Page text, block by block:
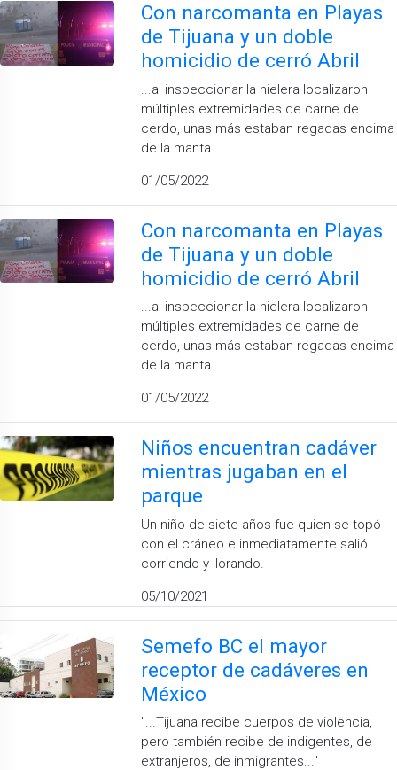
Con narcomanta en Playas
de Tijuana y un doble
homicidio de cerró Abril
...al inspeccionar la hielera localizaron
múltiples extremidades de carne de
cerdo, unas más estaban regadas encima
de la manta
01/05/2022
Con narcomanta en Playas
de Tijuana y un doble
homicidio de cerró Abril
...al inspeccionar la hielera localizaron
múltiples extremidades de carne de
cerdo, unas más estaban regadas encima
de la manta
01/05/2022
Niños encuentran cadáver
mientras jugaban en el
parque
Un niño de siete años fue quien se topó
con el cráneo e inmediatamente salió
corriendo y llorando.
05/10/2021
Semefo BC el mayor
receptor de cadáveres en
México
''...Tijuana recibe cuerpos de violencia,
pero también recibe de indigentes, de
extranjeros, de inmigrantes...''